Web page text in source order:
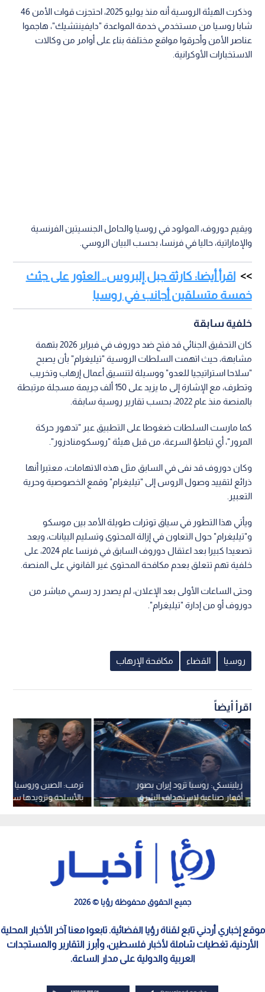
وذكرت الهيئة الروسية أنه منذ يوليو 2025، احتجزت قوات الأمن 46
شابا روسيا من مستخدمي خدمة المواعدة "دايفينتشيك"، هاجموا
عناصر الأمن وأحرقوا مواقع مختلفة بناء على أوامر من وكالات
الاستخبارات الأوكرانية.
ويقيم دوروف، المولود في روسيا والحامل الجنسيتين الفرنسية
والإماراتية، حاليا في فرنسا، بحسب البيان الروسي.
اقرأ أيضا: كارثة جبل إلبروس.. العثور على جثث
خمسة متسلقين أجانب في روسيا
خلفية سابقة
كان التحقيق الجنائي قد فتح ضد دوروف في فبراير 2026 بتهمة
مشابهة، حيث اتهمت السلطات الروسية "تيليغرام" بأن يصبح
"سلاحا استراتيجيا للعدو" ووسيلة لتنسيق أعمال إرهاب وتخريب
وتطرف، مع الإشارة إلى ما يزيد على 150 ألف جريمة مسجلة مرتبطة
بالمنصة منذ عام 2022، بحسب تقارير روسية سابقة.
كما مارست السلطات ضغوطا على التطبيق عبر "تدهور حركة
المرور"، أي تباطؤ السرعة، من قبل هيئة "روسكومنادزور".
وكان دوروف قد نفى في السابق مثل هذه الاتهامات، معتبرا أنها
ذرائع لتقييد وصول الروس إلى "تيليغرام" وقمع الخصوصية وحرية
التعبير.
ويأتي هذا التطور في سياق توترات طويلة الأمد بين موسكو
و"تيليغرام" حول التعاون في إزالة المحتوى وتسليم البيانات، ويعد
تصعيدا كبيرا بعد اعتقال دوروف السابق في فرنسا عام 2024، على
خلفية تهم تتعلق بعدم مكافحة المحتوى غير القانوني على المنصة.
وحتى الساعات الأولى بعد الإعلان، لم يصدر رد رسمي مباشر من
دوروف أو من إدارة "تيليغرام".
روسيا القضاء مكافحة الإرهاب
اقرأ أيضاً
ترمب: الصين وروسيا لن
بالأسلحة وتزويدها
لهما
زيلينسكي: روسيا تزود إيران بصور
أقمار صناعية لاستهداف الشرق
الأوسط
جميع الحقوق محفوظة رؤيا © 2026
موقع إخباري أردني تابع لقناة رؤيا الفضائية. تابعوا معنا آخر الأخبار المحلية
الأردنية، تغطيات شاملة لأخبار فلسطين، وأبرز التقارير والمستجدات
العربية والدولية على مدار الساعة.